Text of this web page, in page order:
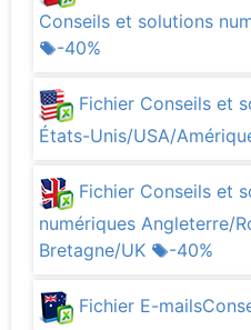
Conseils et solutions
-40%
Fichier Conseils et
États-Unis/USA/
Fichier Conseils et
numériques Angleterre/
Bretagne/UK
-40%
Fichier E-